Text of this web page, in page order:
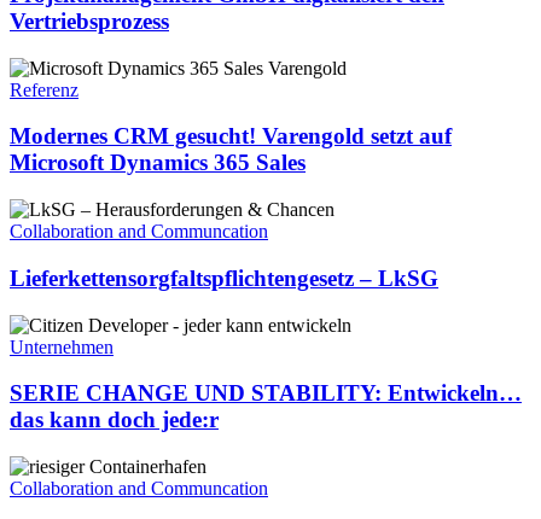
ARGOS
Projektmanagement
digitalisiert
den
Vertriebsprozess
Modernes
CRM
Varengold
setzt
auf
Microsoft
Dynamics
365
Referenz
Modernes CRM gesucht! Varengold setzt auf
Microsoft Dynamics 365 Sales
Lieferkettensorgfaltspflichtengesetz
–
Collaboration and Communcation
Lieferkettensorgfaltspflichtengesetz – LkSG
SERIE
CHANGE
STABILITY:
Entwickeln…
das
kann
doch
jede:r
Unternehmen
SERIE CHANGE UND STABILITY: Entwickeln…
das kann doch jede:r
Lieferkettengesetz
–
Collaboration and Communcation